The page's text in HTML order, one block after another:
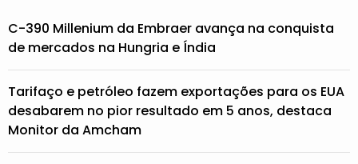
C-390 Millenium da Embraer avança na conquista
de mercados na Hungria e Índia
Tarifaço e petróleo fazem exportações para os EUA
desabarem no pior resultado em 5 anos, destaca
Monitor da Amcham